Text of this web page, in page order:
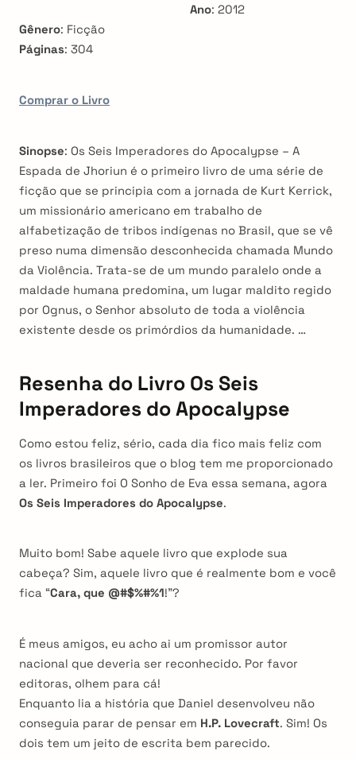
Ano: 2012
Gênero: Ficção
Páginas: 304
Comprar o Livro
Sinopse: Os Seis Imperadores do Apocalypse – A
Espada de Jhoriun é o primeiro livro de uma série de
ficção que se principia com a jornada de Kurt Kerrick,
um missionário americano em trabalho de
alfabetização de tribos indígenas no Brasil, que se vê
preso numa dimensão desconhecida chamada Mundo
da Violência. Trata-se de um mundo paralelo onde a
maldade humana predomina, um lugar maldito regido
por Ognus, o Senhor absoluto de toda a violência
existente desde os primórdios da humanidade. …
Resenha do Livro Os Seis
Imperadores do Apocalypse
Como estou feliz, sério, cada dia fico mais feliz com
os livros brasileiros que o blog tem me proporcionado
a ler. Primeiro foi O Sonho de Eva essa semana, agora
Os Seis Imperadores do Apocalypse.
Muito bom! Sabe aquele livro que explode sua
cabeça? Sim, aquele livro que é realmente bom e você
fica “Cara, que @#$%#%1!”?
É meus amigos, eu acho ai um promissor autor
nacional que deveria ser reconhecido. Por favor
editoras, olhem para cá!
Enquanto lia a história que Daniel desenvolveu não
conseguia parar de pensar em H.P. Lovecraft. Sim! Os
dois tem um jeito de escrita bem parecido.